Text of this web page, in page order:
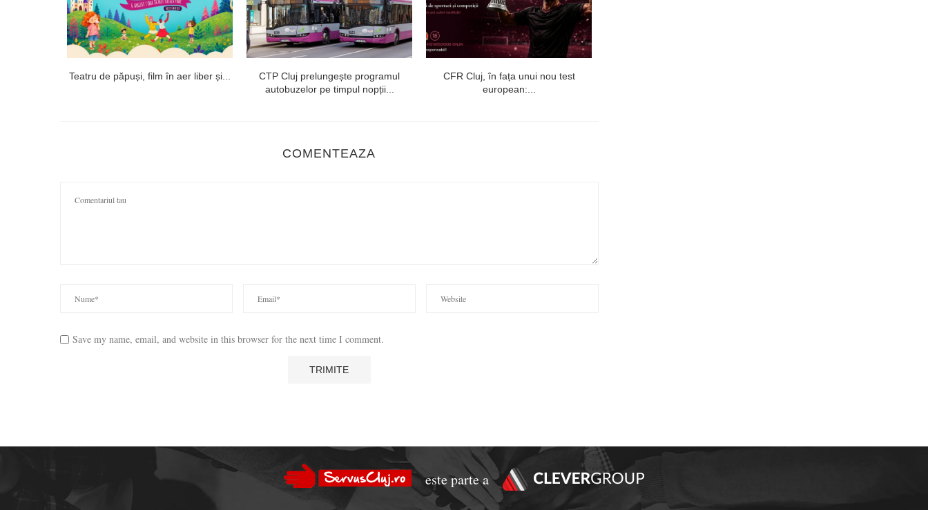
Teatru de păpuși, film în aer liber și...
CTP Cluj prelungește programul
autobuzelor pe timpul nopții...
CFR Cluj, în fața unui nou test
european:...
COMENTEAZA
Save my name, email, and website in this browser for the next time I comment.
este parte a